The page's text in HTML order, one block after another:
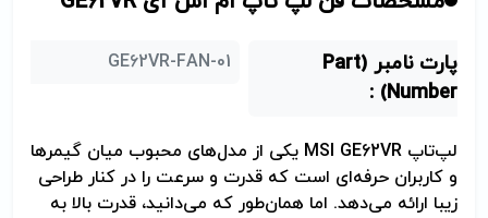
پارت نامبر (Part
Number) :
GE62VR-FAN-01
لپ‌تاپ MSI GE62VR یکی از مدل‌های محبوب میان گیمرها
و کاربران حرفه‌ای است که قدرت و سرعت را در کنار طراحی
زیبا ارائه می‌دهد. اما همان‌طور که می‌دانید، قدرت بالا به